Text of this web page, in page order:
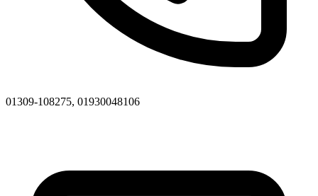
01309-108275, 01930048106